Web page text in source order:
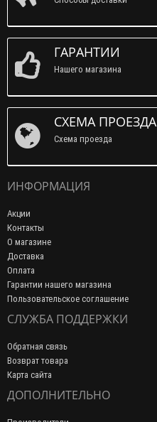
ГАРАНТИИ
Нашего магазина
СХЕМА ПРОЕЗДА
Схема проезда
ИНФОРМАЦИЯ
Акции
Контакты
О магазине
Доставка
Оплата
Гарантии нашего магазина
Пользовательское соглашение
СЛУЖБА ПОДДЕРЖКИ
Обратная связь
Возврат товара
Карта сайта
ДОПОЛНИТЕЛЬНО